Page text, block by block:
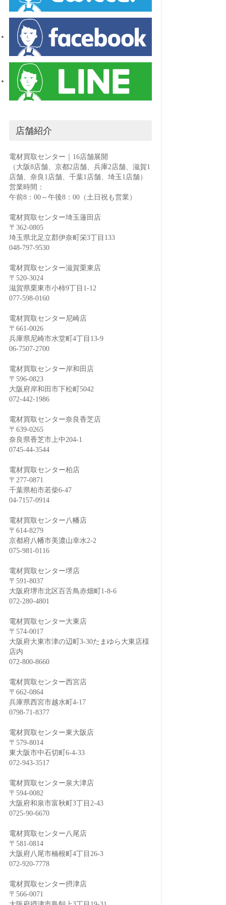
店舗紹介
電材買取センター｜16店舗展開
（大阪8店舗、京都2店舗、兵庫2店舗、滋賀1
店舗、奈良1店舗、千葉1店舗、埼玉1店舗）
営業時間：
午前8：00～午後8：00（土日祝も営業）
電材買取センター埼玉蓮田店
〒362-0805
埼玉県北足立郡伊奈町栄3丁目133
048-797-9530
電材買取センター滋賀栗東店
〒520-3024
滋賀県栗東市小柿9丁目1-12
077-598-0160
電材買取センター尼崎店
〒661-0026
兵庫県尼崎市水堂町4丁目13-9
06-7507-2700
電材買取センター岸和田店
〒596-0823
大阪府岸和田市下松町5042
072-442-1986
電材買取センター奈良香芝店
〒639-0265
奈良県香芝市上中204-1
0745-44-3544
電材買取センター柏店
〒277-0871
千葉県柏市若柴6-47
04-7157-0914
電材買取センター八幡店
〒614-8279
京都府八幡市美濃山幸水2-2
075-981-0116
電材買取センター堺店
〒591-8037
大阪府堺市北区百舌鳥赤畑町1-8-6
072-280-4801
電材買取センター大東店
〒574-0017
大阪府大東市津の辺町3-30たまゆら大東店様
店内
072-800-8660
電材買取センター西宮店
〒662-0864
兵庫県西宮市越水町4-17
0798-71-8377
電材買取センター東大阪店
〒579-8014
東大阪市中石切町6-4-33
072-943-3517
電材買取センター泉大津店
〒594-0082
大阪府和泉市富秋町3丁目2-43
0725-90-6670
電材買取センター八尾店
〒581-0814
大阪府八尾市楠根町4丁目26-3
072-920-7778
電材買取センター摂津店
〒566-0071